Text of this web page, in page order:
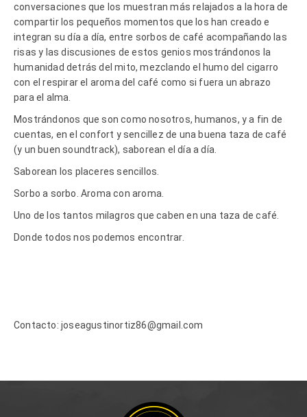
conversaciones que los muestran más relajados a la hora de
compartir los pequeños momentos que los han creado e
integran su día a día, entre sorbos de café acompañando las
risas y las discusiones de estos genios mostrándonos la
humanidad detrás del mito, mezclando el humo del cigarro
con el respirar el aroma del café como si fuera un abrazo
para el alma.
Mostrándonos que son como nosotros, humanos, y a fin de
cuentas, en el confort y sencillez de una buena taza de café
(y un buen soundtrack), saborean el día a día.
Saborean los placeres sencillos.
Sorbo a sorbo. Aroma con aroma.
Uno de los tantos milagros que caben en una taza de café.
Donde todos nos podemos encontrar.
Contacto: joseagustinortiz86@gmail.com